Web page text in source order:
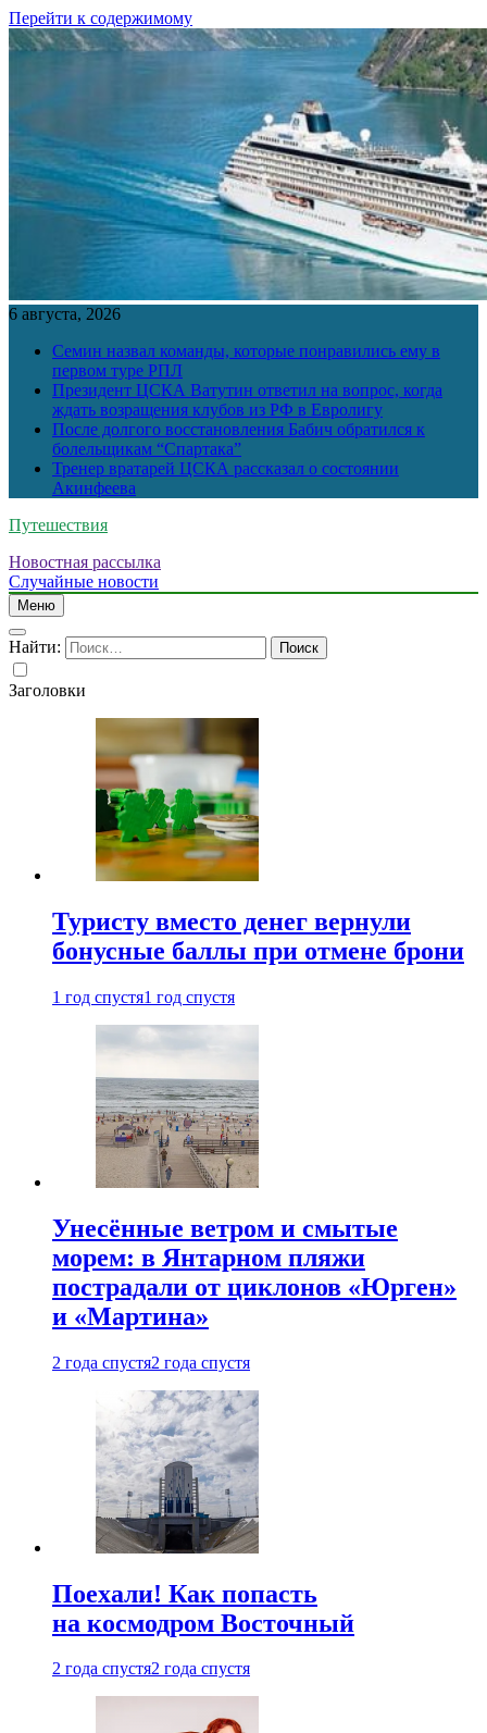
Перейти к содержимому
6 августа, 2026
Семин назвал команды, которые понравились ему в
первом туре РПЛ
Президент ЦСКА Ватутин ответил на вопрос, когда
ждать возращения клубов из РФ в Евролигу
После долгого восстановления Бабич обратился к
болельщикам “Спартака”
Тренер вратарей ЦСКА рассказал о состоянии
Акинфеева
Путешествия
Новостная рассылка
Случайные новости
Меню
Найти:
Заголовки
Туристу вместо денег вернули
бонусные баллы при отмене брони
1 год спустя1 год спустя
Унесённые ветром и смытые
морем: в Янтарном пляжи
пострадали от циклонов «Юрген»
и «Мартина»
2 года спустя2 года спустя
Поехали! Как попасть
на космодром Восточный
2 года спустя2 года спустя